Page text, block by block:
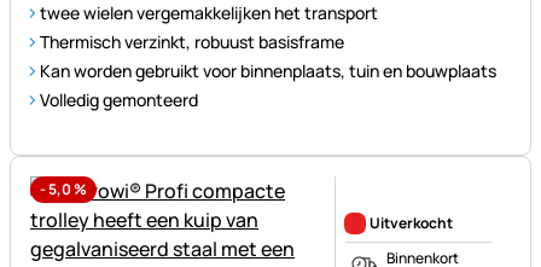
twee wielen vergemakkelijken het transport
Thermisch verzinkt, robuust basisframe
Kan worden gebruikt voor binnenplaats, tuin en bouwplaats
Volledig gemonteerd
-5,0%
Uitverkocht
Binnenkort